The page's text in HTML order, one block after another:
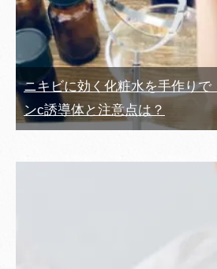
ニキビに効く化粧水を手作りで
ンc誘導体と注意点は？